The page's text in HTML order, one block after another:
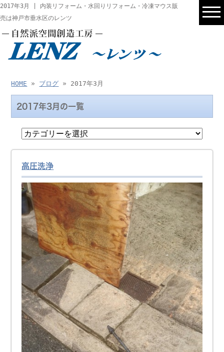
2017年3月 | 内装リフォーム・水回りリフォーム・冷凍マウス販
売は神戸市垂水区のレンツ
HOME » ブログ » 2017年3月
2017年3月の一覧
高圧洗浄